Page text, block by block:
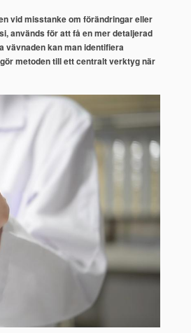
vid misstanke om förändringar eller
används för att få en mer detaljerad
vävnaden kan man identifiera
metoden till ett centralt verktyg när